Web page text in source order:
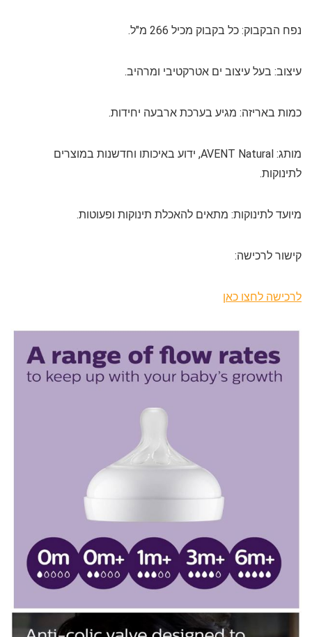
נפח הבקבוק: כל בקבוק מכיל 266 מ"ל.
עיצוב: בעל עיצוב ים אטרקטיבי ומרהיב.
כמות באריזה: מגיע בערכת ארבעה יחידות.
מותג:
AVENT Natural, ידוע באיכותו וחדשנות במוצרים
לתינוקות.
מיועד לתינוקות: מתאים להאכלת תינוקות ופעוטות.
קישור לרכישה:
לרכישה לחצו כאן